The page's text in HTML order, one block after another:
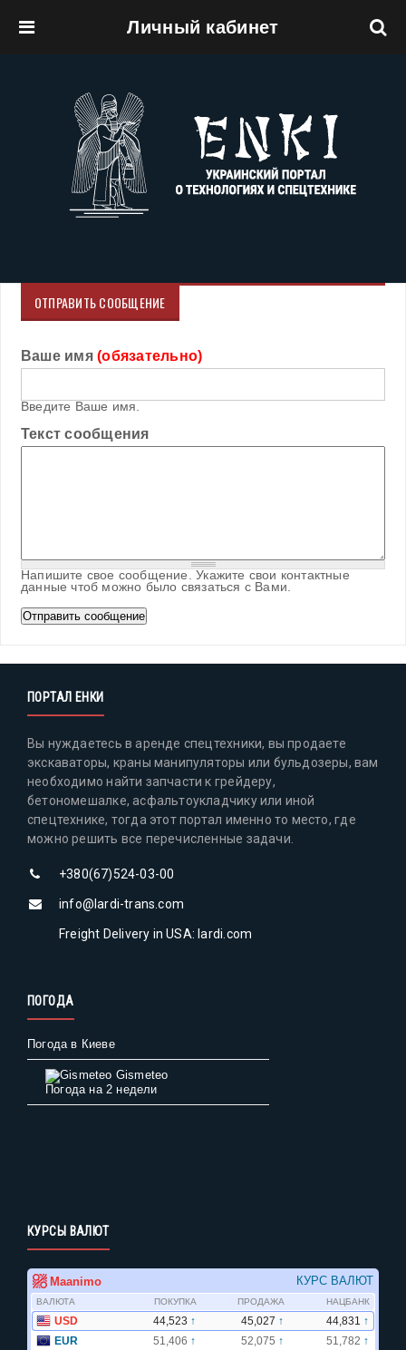
Личный кабинет
ОТПРАВИТЬ СООБЩЕНИЕ
Ваше имя(обязательно)
Введите Ваше имя.
Текст сообщения
Напишите свое сообщение. Укажите свои контактные
данные чтоб можно было связаться с Вами.
ПОРТАЛ ЕНКИ
Вы нуждаетесь в аренде спецтехники, вы продаете
экскаваторы, краны манипуляторы или бульдозеры, вам
необходимо найти запчасти к грейдеру,
бетономешалке, асфальтоукладчику или иной
спецтехнике, тогда этот портал именно то место, где
можно решить все перечисленные задачи.
+380(67)524-03-00
info@lardi-trans.com
Freight Delivery in USA: lardi.com
ПОГОДА
Погода в Киеве
Gismeteo
Погода на 2 недели
КУРСЫ ВАЛЮТ